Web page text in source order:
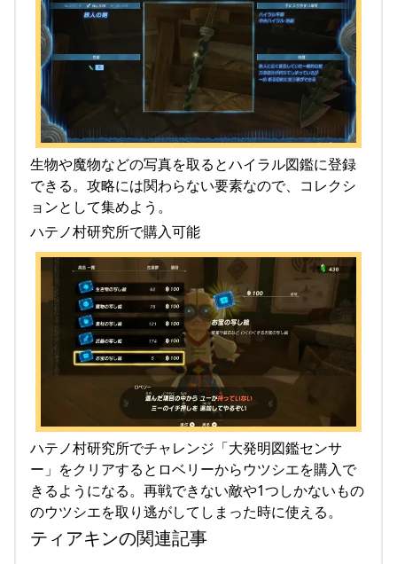
生物や魔物などの写真を取るとハイラル図鑑に登録
できる。攻略には関わらない要素なので、コレクシ
ョンとして集めよう。
ハテノ村研究所で購入可能
ハテノ村研究所でチャレンジ「大発明図鑑センサ
ー」をクリアするとロベリーからウツシエを購入で
きるようになる。再戦できない敵や1つしかないもの
のウツシエを取り逃がしてしまった時に使える。
ティアキンの関連記事